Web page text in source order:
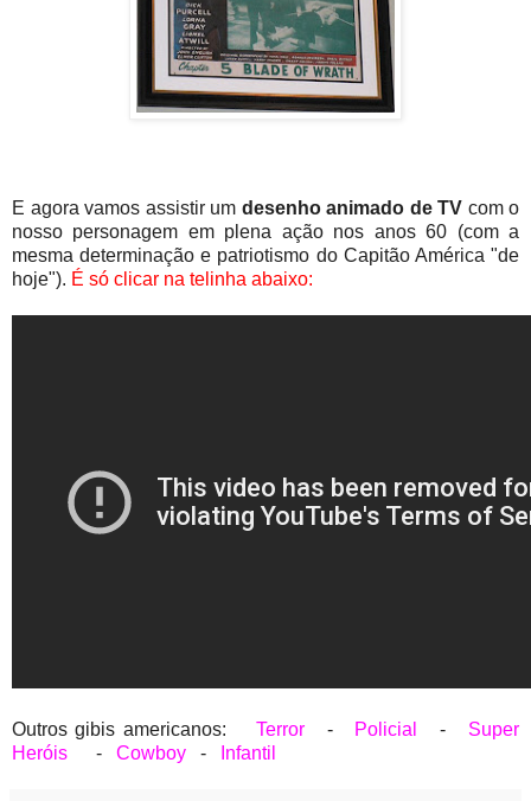
E agora vamos assistir um desenho animado de TV com o
nosso personagem em plena ação nos anos 60 (com a
mesma determinação e patriotismo do Capitão América "de
hoje"). É só clicar na telinha abaixo:
Outros gibis americanos: Terror- Policial - Super
Heróis - Cowboy - Infantil